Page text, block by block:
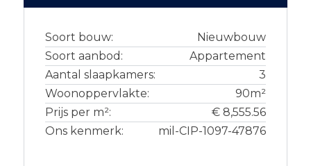
Soort bouw:
Nieuwbouw
Soort aanbod:
Appartement
Aantal slaapkamers:
3
Woonoppervlakte:
90m²
Prijs per m²:
€ 8,555.56
Ons kenmerk:
mil-CIP-1097-47876